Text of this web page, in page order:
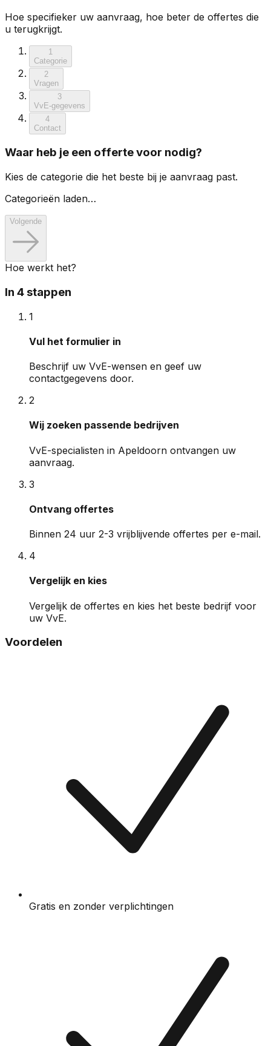
Hoe specifieker uw aanvraag, hoe beter de offertes die
u terugkrijgt.
1
Categorie
2
Vragen
3
VvE-gegevens
4
Contact
Waar heb je een offerte voor nodig?
Kies de categorie die het beste bij je aanvraag past.
Categorieën laden…
Volgende
Hoe werkt het?
In 4 stappen
1
Vul het formulier in
Beschrijf uw VvE-wensen en geef uw
contactgegevens door.
2
Wij zoeken passende bedrijven
VvE-specialisten in Apeldoorn ontvangen uw
aanvraag.
3
Ontvang offertes
Binnen 24 uur 2-3 vrijblijvende offertes per e-mail.
4
Vergelijk en kies
Vergelijk de offertes en kies het beste bedrijf voor
uw VvE.
Voordelen
Gratis en zonder verplichtingen